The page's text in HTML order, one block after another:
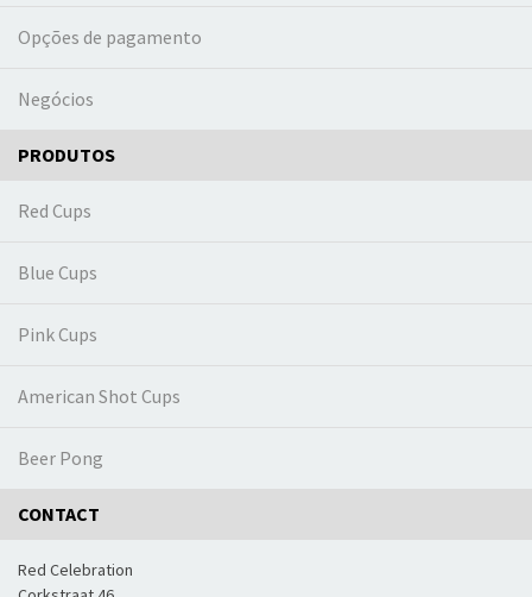
Opções de pagamento
Negócios
PRODUTOS
Red Cups
Blue Cups
Pink Cups
American Shot Cups
Beer Pong
CONTACT
Red Celebration